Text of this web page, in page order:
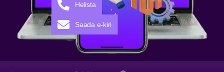
Helista
Saada e-kiri